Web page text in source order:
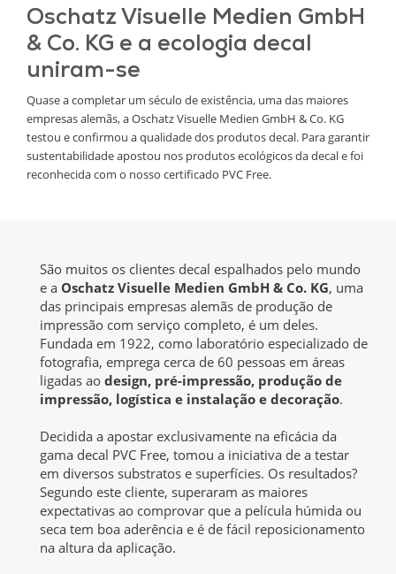
Oschatz Visuelle Medien GmbH
& Co. KG e a ecologia decal
uniram-se
Quase a completar um século de existência, uma das maiores
empresas alemãs, a Oschatz Visuelle Medien GmbH & Co. KG
testou e confirmou a qualidade dos produtos decal. Para garantir
sustentabilidade apostou nos produtos ecológicos da decal e foi
reconhecida com o nosso certificado PVC Free.
São muitos os clientes decal espalhados pelo mundo
e a Oschatz Visuelle Medien GmbH & Co. KG, uma
das principais empresas alemãs de produção de
impressão com serviço completo, é um deles.
Fundada em 1922, como laboratório especializado de
fotografia, emprega cerca de 60 pessoas em áreas
ligadas ao design, pré-impressão, produção de
impressão, logística e instalação e decoração.
Decidida a apostar exclusivamente na eficácia da
gama decal PVC Free, tomou a iniciativa de a testar
em diversos substratos e superfícies. Os resultados?
Segundo este cliente, superaram as maiores
expectativas ao comprovar que a película húmida ou
seca tem boa aderência e é de fácil reposicionamento
na altura da aplicação.